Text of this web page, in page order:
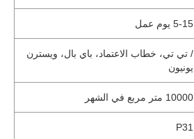
5-15 يوم عمل
/ تي تي، خطاب الاعتماد، باي بال، ويسترن
يونيون
10000 متر مربع في الشهر
P31